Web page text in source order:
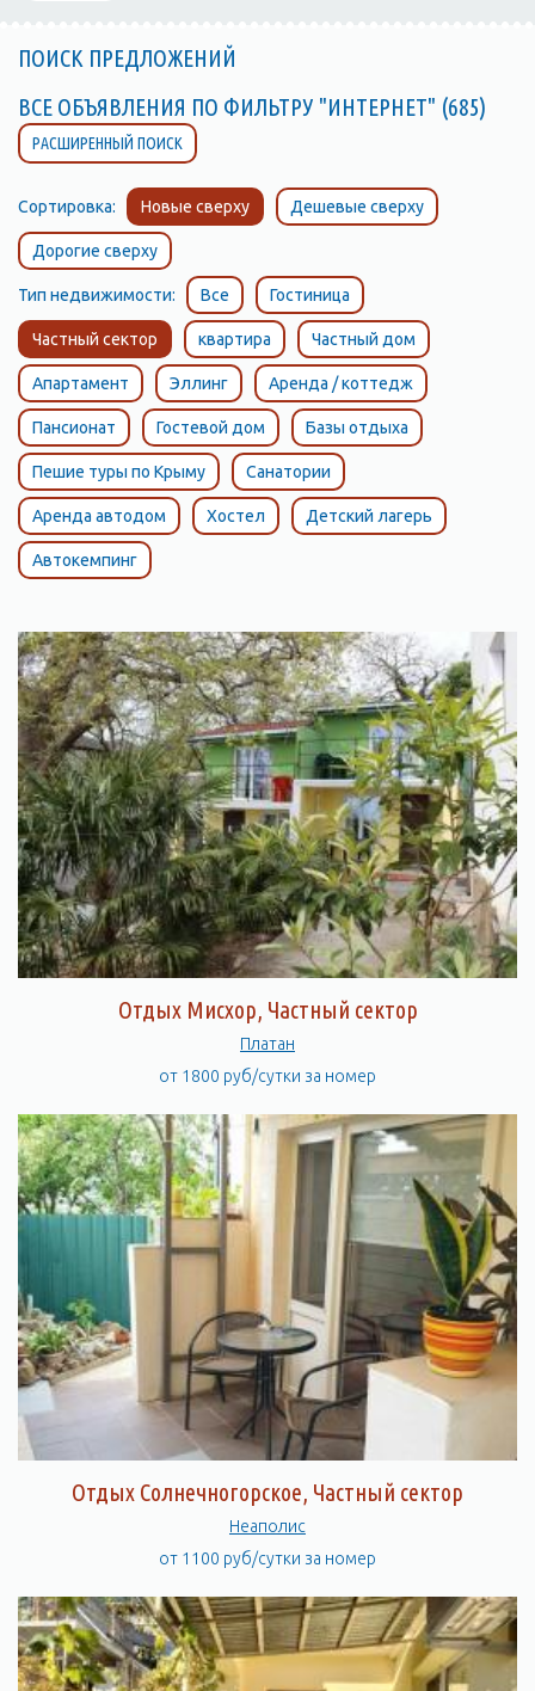
ПОИСК ПРЕДЛОЖЕНИЙ
ВСЕ ОБЪЯВЛЕНИЯ ПО ФИЛЬТРУ "ИНТЕРНЕТ" (685)
РАСШИРЕННЫЙ ПОИСК
Сортировка: Новые сверху Дешевые сверху
Дорогие сверху
Тип недвижимости: Все Гостиница
Частный сектор квартира Частный дом
Апартамент Эллинг Аренда / коттедж
Пансионат Гостевой дом Базы отдыха
Пешие туры по Крыму Санатории
Аренда автодом Хостел Детский лагерь
Автокемпинг
Отдых Мисхор, Частный сектор
Платан
от 1800 руб/сутки за номер
Отдых Солнечногорское, Частный сектор
Неаполис
от 1100 руб/сутки за номер